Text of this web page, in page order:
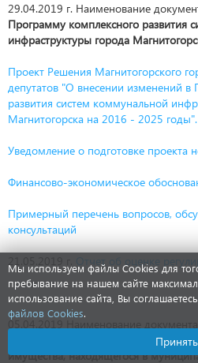
29.04.2019 г. Наименование
Программу комплексного развития
инфраструктуры города
Проект Решения Магнитогорского
депутатов "О внесении изменений в
развития систем коммунальной
Магнитогорска на 2016 - 2025 годы".
Уведомление о подготовке проекта
Финансово-экономическое
Примерный перечень вопросов,
консультаций
Отчет об оценке
05.04.2019 Наименование документа:
Порядок формирования, ведения,
имущества, находящегося в
Мы используем файлы Cookies для
пребывание на нашем сайте
использование сайта, Вы
файлов Cookies.
Принять